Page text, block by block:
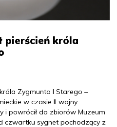
pierścień króla
Zygmunta I Starego –
w czasie II wojny
i powrócił do zbiorów Muzeum
czwartku sygnet pochodzący z